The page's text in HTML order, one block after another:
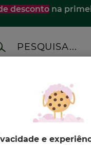
desconto na
e